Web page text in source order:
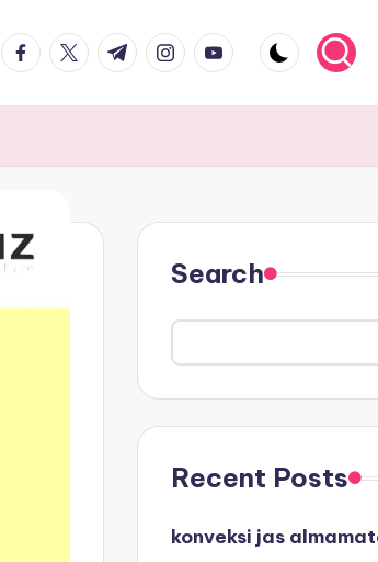
facebook.com
twitter.com
t.me instagram.com
youtube.com
Search
Recent Posts
konveksi jas